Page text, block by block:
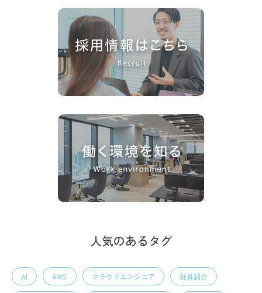
人気のあるタグ
AI AWS クラウドエンジニア 社員紹介